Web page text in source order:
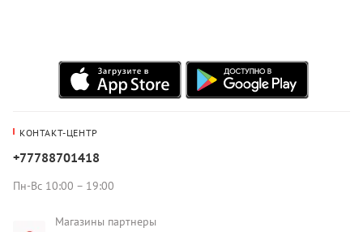
КОНТАКТ-ЦЕНТР
+77788701418
Пн-Вс 10:00 – 19:00
Магазины партнеры